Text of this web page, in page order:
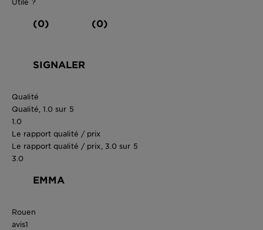
Utile ?
(0) (0)
SIGNALER
Qualité
Qualité, 1.0 sur 5
1.0
Le rapport qualité / prix
Le rapport qualité / prix, 3.0 sur 5
3.0
EMMA
Rouen
avis1